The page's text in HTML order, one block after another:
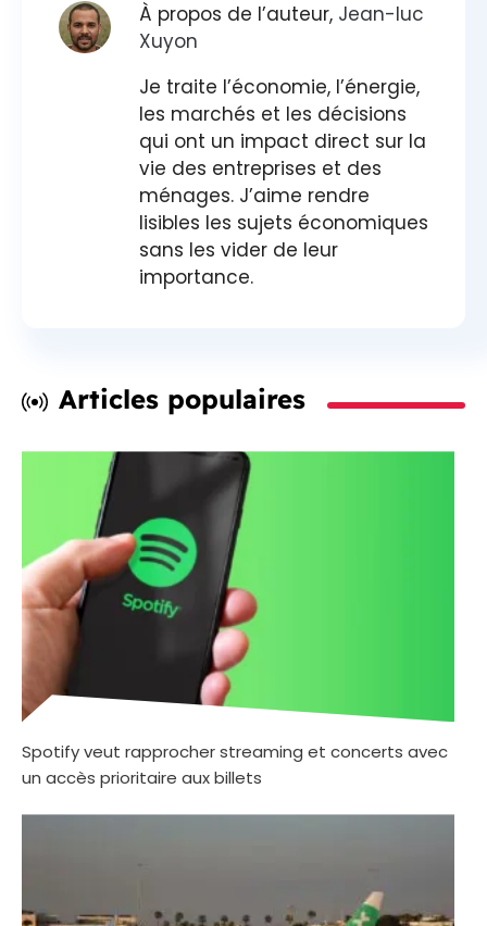
À propos de l’auteur, Jean-luc
Xuyon
Je traite l’économie, l’énergie,
les marchés et les décisions
qui ont un impact direct sur la
vie des entreprises et des
ménages. J’aime rendre
lisibles les sujets économiques
sans les vider de leur
importance.
Articles populaires
Spotify veut rapprocher streaming et concerts avec
un accès prioritaire aux billets